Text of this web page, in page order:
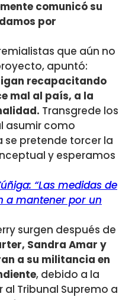
comunicó su
por
que aún no
apuntó:
recapacitando
mal al país, a la
Transgrede los
asumir como
se pretende torcer la
y esperamos
“Las medidas de
a mantener por un
surgen después de
Sandra Amar y
a su militancia en
, debido a la
Tribunal Supremo a